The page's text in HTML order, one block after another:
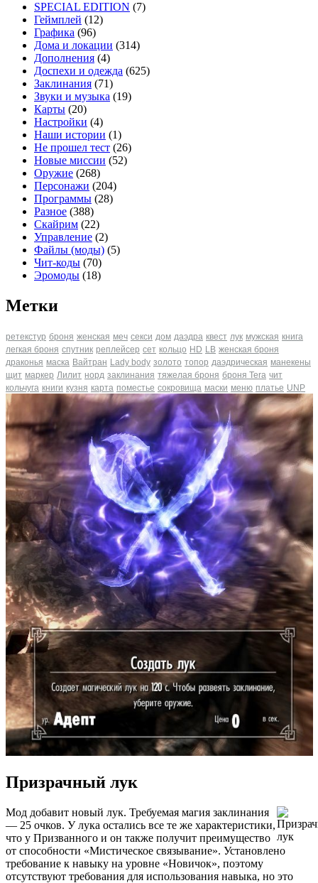
SPECIAL EDITION (7)
Геймплей (12)
Графика (96)
Дома и локации (314)
Дополнения (4)
Доспехи и одежда (625)
Заклинания (71)
Звуки и музыка (19)
Карты (20)
Настройки (4)
Наши истории (1)
Не прошел тест (26)
Новые миссии (52)
Оружие (268)
Персонажи (204)
Программы (28)
Разное (388)
Скайрим (22)
Управление (2)
Файлы (моды) (5)
Чит-коды (70)
Эромоды (18)
Метки
ретекстур броня женская меч секси дом даэдра квест лук мужская книга
легкая броня спутник реплейсер сет кольцо HD LB женская броня
драконья маска Вайтран Lady body золото топор даэдрическая манекены
щит маркер Лилит норд заклинания тяжелая броня броня Tera чит
кольчуга книги кузня карта поместье сокровища маски меню платье UNP
Призрачный лук
Мод добавит новый лук. Требуемая магия заклинания
— 25 очков. У лука остались все те же характеристики,
что у Призванного и он также получит преимущество
от способности «Мистическое связывание». Установлено
требование к навыку на уровне «Новичок», поэтому
отсутствуют требования для использования навыка, но это